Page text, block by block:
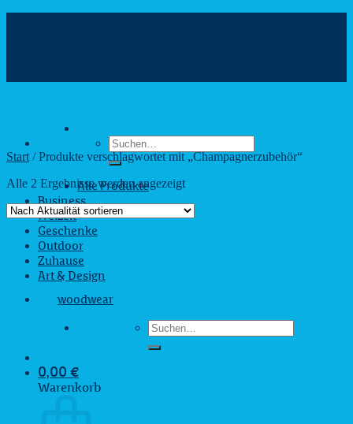
Suchen
nach:
Alle Produkte
Business
Freizeit
Geschenke
Outdoor
Zuhause
Art & Design
woodwear
Suchen
nach:
0,00 €
Warenkorb
Start /Produkte verschlagwortet mit „Champagnerzubehör“
Alle 2 Ergebnisse werden angezeigtNach
sortiert